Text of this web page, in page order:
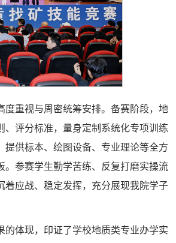
重视与周密统筹安排。备赛阶段，地
评分标准，量身定制系统化专项训练
供标本、绘图设备、专业理论等全方
参赛学生勤学苦练、反复打磨实操流
应战、稳定发挥，充分展现我院学子
体现，印证了学校地质类专业办学实